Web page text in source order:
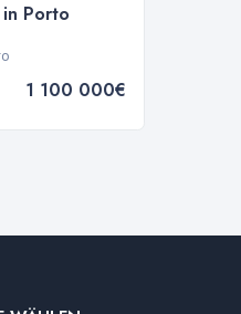
Porto
1 100 000€